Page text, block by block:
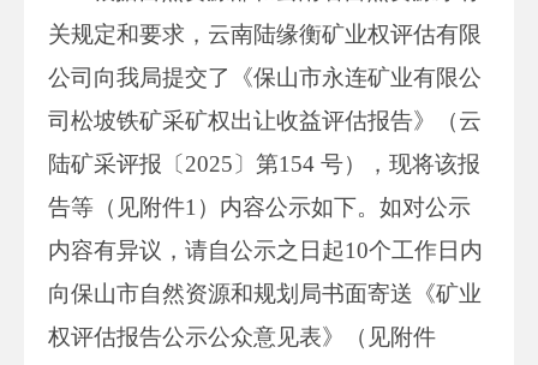
关规定和要求，云南陆缘衡矿业权评估有限
公司向我局提交了《保山市永连矿业有限公
司松坡铁矿采矿权出让收益评估报告》（云
陆矿采评报〔2025〕第154 号），现将该报
告等（见附件1）内容公示如下。如对公示
内容有异议，请自公示之日起10个工作日内
向保山市自然资源和规划局书面寄送《矿业
权评估报告公示公众意见表》（见附件